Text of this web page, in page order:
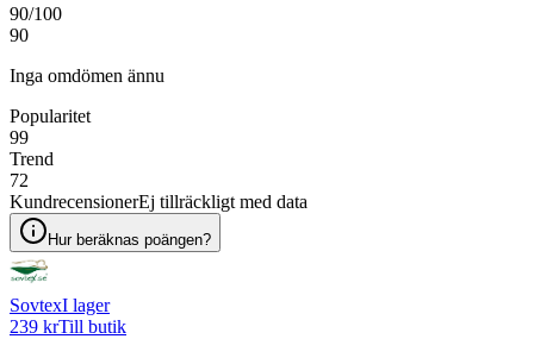
90/100
90
Inga omdömen ännu
Popularitet
99
Trend
72
KundrecensionerEj tillräckligt med data
Hur beräknas poängen?
SovtexI lager
239 krTill butik